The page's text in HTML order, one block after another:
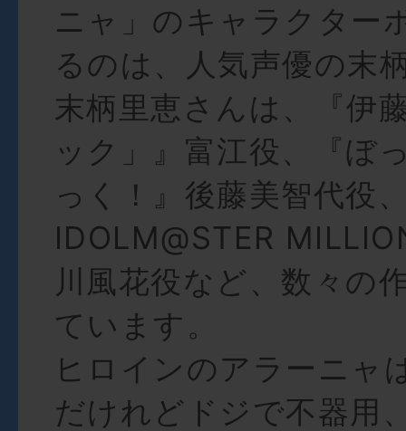
ニャ」のキャラクター
るのは、人気声優の末
末柄里恵さんは、『伊
ック」』富江役、『ぼ
っく！』後藤美智代役
IDOLM@STER
川風花役など、数々の
ています。
ヒロインのアラーニャ
だけれどドジで不器用